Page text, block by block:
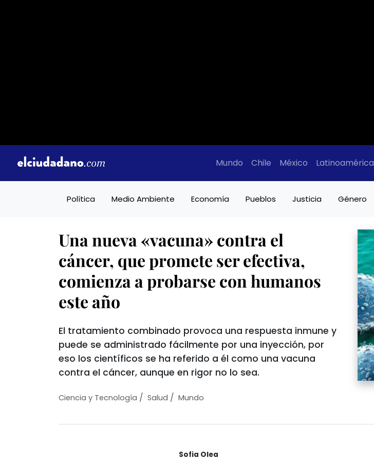
Mundo Chile México Latinoamérica
Política Medio Ambiente Economía Pueblos Justicia Género
Una nueva «vacuna» contra el
cáncer, que promete ser efectiva,
comienza a probarse con humanos
este año
El tratamiento combinado provoca una respuesta inmune y
puede se administrado fácilmente por una inyección, por
eso los científicos se ha referido a él como una vacuna
contra el cáncer, aunque en rigor no lo sea.
Ciencia y Tecnologí­a / Salud / Mundo
Sofia Olea